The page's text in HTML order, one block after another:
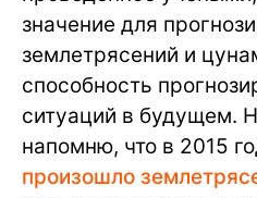
значение для
землетрясений и
способность
ситуаций в будущем.
напомню, что в 2015
произошло